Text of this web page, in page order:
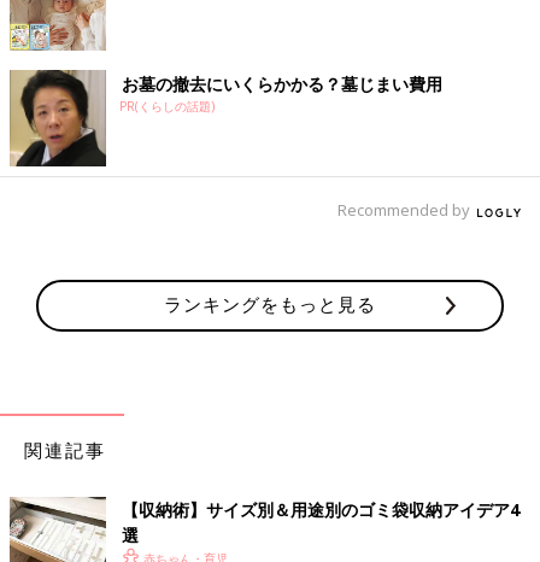
お墓の撤去にいくらかかる？墓じまい費用
PR(くらしの話題)
Recommended by
ランキングをもっと見る
関連記事
【収納術】サイズ別＆用途別のゴミ袋収納アイデア4
選